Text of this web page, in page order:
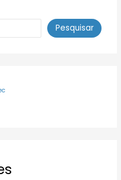
Pesquisar